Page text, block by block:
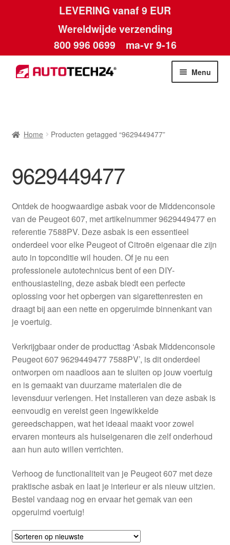
LEVERING vanaf 9 EUR
Wereldwijde verzending
800 996 0699 ma-vr 9-16
Ga
door
Ga
naar
Menu
Betalingen
Contact
Kassa
Klachten
Klachtenprocedure
Levering
Mijn account
Over ons
Privacybeleid
Wereldwijde verzending
Winkelwagen
Home Producten getagged “9629449477”
9629449477
Ontdek de hoogwaardige asbak voor de Middenconsole
van de Peugeot 607, met artikelnummer 9629449477 en
referentie 7588PV. Deze asbak is een essentieel
onderdeel voor elke Peugeot of Citroën eigenaar die zijn
auto in topconditie wil houden. Of je nu een
professionele autotechnicus bent of een DIY-
enthousiasteling, deze asbak biedt een perfecte
oplossing voor het opbergen van sigarettenresten en
draagt bij aan een nette en opgeruimde binnenkant van
je voertuig.
Verkrijgbaar onder de producttag ‘Asbak Middenconsole
Peugeot 607 9629449477 7588PV’, is dit onderdeel
ontworpen om naadloos aan te sluiten op jouw voertuig
en is gemaakt van duurzame materialen die de
levensduur verlengen. Het installeren van deze asbak is
eenvoudig en vereist geen ingewikkelde
gereedschappen, wat het ideaal maakt voor zowel
ervaren monteurs als huiseigenaren die zelf onderhoud
aan hun auto willen verrichten.
Verhoog de functionaliteit van je Peugeot 607 met deze
praktische asbak en laat je interieur er als nieuw uitzien.
Bestel vandaag nog en ervaar het gemak van een
opgeruimd voertuig!